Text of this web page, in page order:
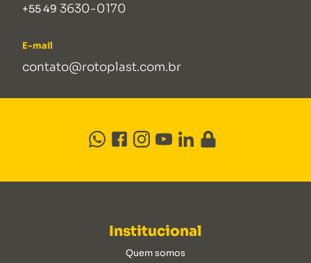
+55 49 3630-0170
E-mail
contato@rotoplast.com.br
Institucional
Quem somos